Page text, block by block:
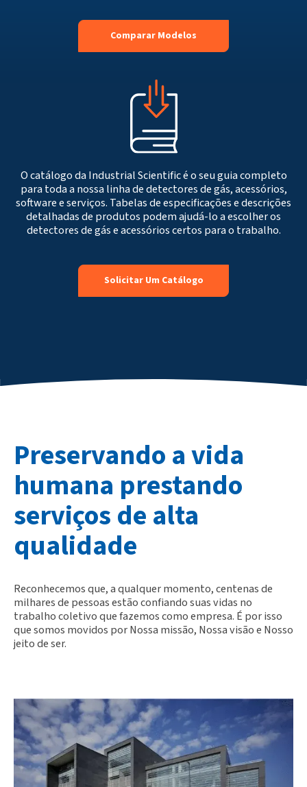
Comparar Modelos
O catálogo da Industrial Scientific é o seu guia completo
para toda a nossa linha de detectores de gás, acessórios,
software e serviços. Tabelas de especificações e descrições
detalhadas de produtos podem ajudá-lo a escolher os
detectores de gás e acessórios certos para o trabalho.
Solicitar Um Catálogo
Preservando a vida
humana prestando
serviços de alta
qualidade
Reconhecemos que, a qualquer momento, centenas de
milhares de pessoas estão confiando suas vidas no
trabalho coletivo que fazemos como empresa. É por isso
que somos movidos por Nossa missão, Nossa visão e Nosso
jeito de ser.